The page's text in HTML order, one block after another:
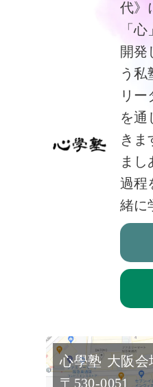
代》
「
開発
う私
リ
を通
きま
ま
過程
緒に
心學塾 大阪会
〒530-0051